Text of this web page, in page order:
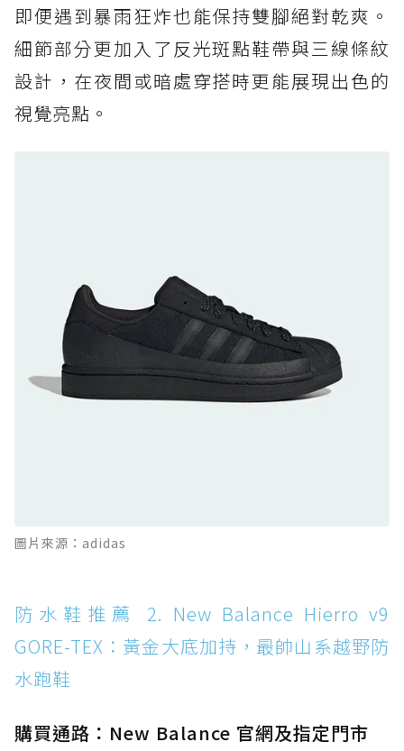
防水鞋推薦 7. Timberland Motion Access：
黃靴同級頂級防水，輕量化工裝健走鞋雨天必備
防水鞋推薦 7. Timberland Motion Access：
黃靴同級頂級防水，輕量化工裝健走鞋雨天必備
防水鞋推薦 10. PUMA Voyage NITRO™ 4
GORE-TEX：氮氣中底注入，回彈與防滑兼具的
全天候越野跑鞋
防水鞋推薦 11. On Cloudhorizon 2 WP：腳
感軟彈、搭載 Missiongrip™ 的防水輕越野鞋
Boot：馬汀首款雨靴登場，經典八孔加上全防
防水鞋推薦 14. SKECHERS BADGER
WATERPROOF：一踩即穿懶人神器！搭載固特
異大底與全防水厚底健走鞋
防水鞋推薦 15. Brooks Cascadia 19 GTX：注
即便遇到暴雨狂炸也能保持雙腳絕對乾爽。
細節部分更加入了反光斑點鞋帶與三線條紋
設計，在夜間或暗處穿搭時更能展現出色的
視覺亮點。
圖片來源：adidas
防水鞋推薦 2. New Balance Hierro v9
GORE-TEX：黃金大底加持，最帥山系越野防
水跑鞋
購買通路：New Balance 官網及指定門市